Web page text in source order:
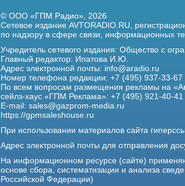
© ООО «ГПМ Радио», 2026
Сетевое издание AVTORADIO.RU,
по надзору в сфере связи, информационных
Учредитель сетевого издания: Общество с
Главный редактор: Ипатова И.Ю.
Адрес электронной почты: info@aradio.ru
Номер телефона редакции: +7 (495) 937-33-67
По всем вопросам размещения рекламы на
сейлз-хаус «ГПМ Реклама»: +7 (495) 921-40-41
E-mail: sales@gazprom-media.ru
https://gpmsaleshouse.ru
При использовании материалов сайта
Адрес электронной почты для отправления
На информационном ресурсе (сайте)
основе сбора, систематизации и анализа
Российской Федерации)